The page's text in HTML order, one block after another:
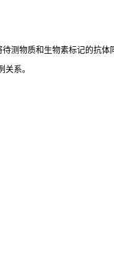
物质和生物素标记的抗体
系。